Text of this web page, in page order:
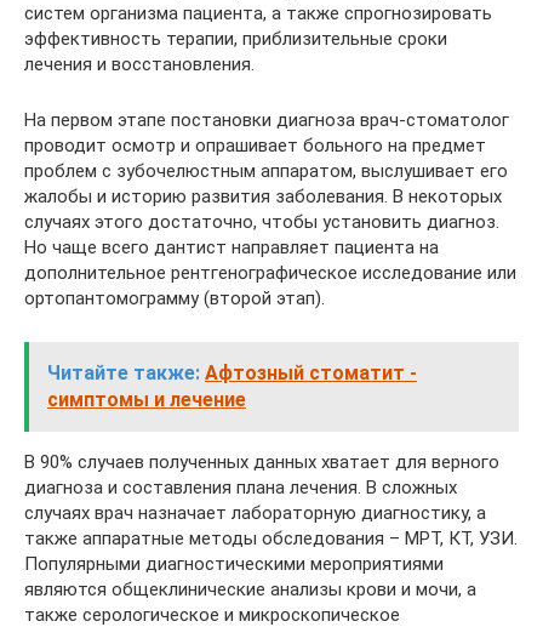
систем организма пациента, а также спрогнозировать
эффективность терапии, приблизительные сроки
лечения и восстановления.
На первом этапе постановки диагноза врач-стоматолог
проводит осмотр и опрашивает больного на предмет
проблем с зубочелюстным аппаратом, выслушивает его
жалобы и историю развития заболевания. В некоторых
случаях этого достаточно, чтобы установить диагноз.
Но чаще всего дантист направляет пациента на
дополнительное рентгенографическое исследование или
ортопантомограмму (второй этап).
Читайте также: Афтозный стоматит -
симптомы и лечение
В 90% случаев полученных данных хватает для верного
диагноза и составления плана лечения. В сложных
случаях врач назначает лабораторную диагностику, а
также аппаратные методы обследования – МРТ, КТ, УЗИ.
Популярными диагностическими мероприятиями
являются общеклинические анализы крови и мочи, а
также серологическое и микроскопическое